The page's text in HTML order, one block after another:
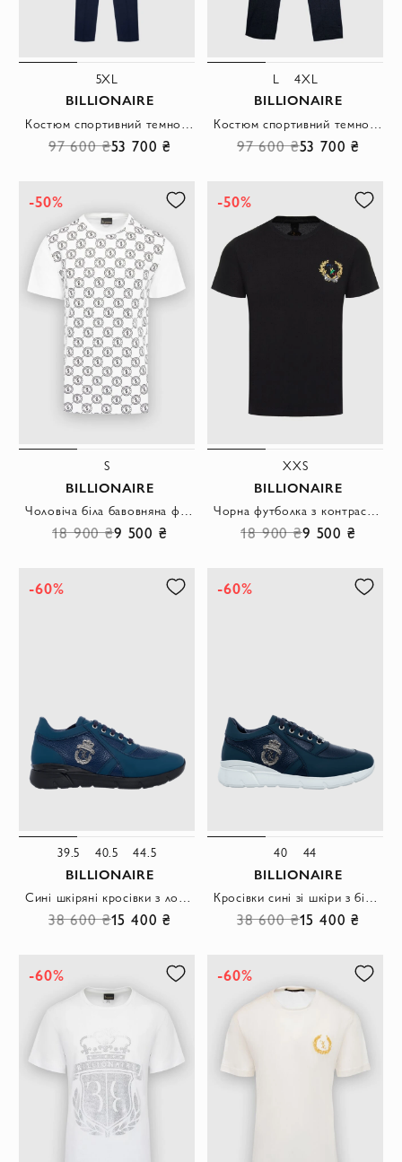
5XL
BILLIONAIRE
Костюм спортивний темно-синій шовковий з капюшоном і вишитим логотипом чоловічий
97 600 ₴53 700 ₴
L 4XL
BILLIONAIRE
Костюм спортивний темно-сірий шовковий з коміром-стійкою і вишитим логотипом чоловічий
97 600 ₴53 700 ₴
-50%
S
BILLIONAIRE
Чоловіча біла бавовняна футболка з контрастним принтом монограм
18 900 ₴9 500 ₴
-50%
XXS
BILLIONAIRE
Чорна футболка з контрастною емблемою на грудях
18 900 ₴9 500 ₴
-60%
39.5 40.5 44.5
BILLIONAIRE
Сині шкіряні кросівки з логотипом та тисненням
38 600 ₴15 400 ₴
-60%
40 44
BILLIONAIRE
Кросівки сині зі шкіри з білою підошвою та металевою емблемою.
38 600 ₴15 400 ₴
-60% -60%